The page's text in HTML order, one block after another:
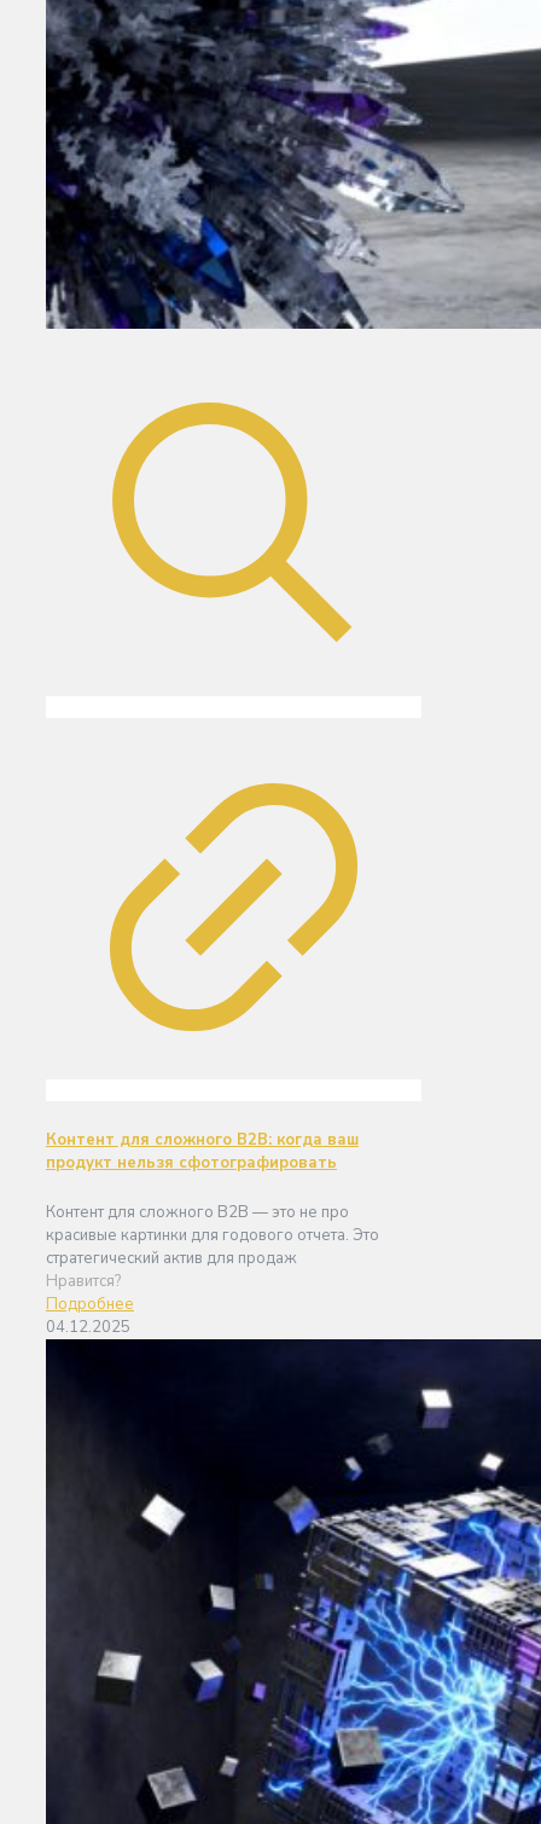
Контент для сложного B2B: когда ваш
продукт нельзя сфотографировать
Контент для сложного B2B — это не про
красивые картинки для годового отчета. Это
стратегический актив для продаж
Нравится?
Подробнее
04.12.2025